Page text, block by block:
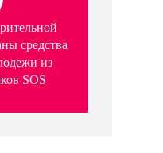
средства
из
SOS